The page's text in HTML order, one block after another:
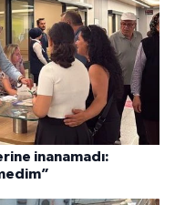
inanamadı: